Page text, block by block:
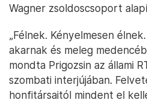
Wagner zsoldoscsoport
„Félnek. Kényelmesen
akarnak és meleg
mondta Prigozsin az állami
szombati interjújában.
honfitársaitól mindent el